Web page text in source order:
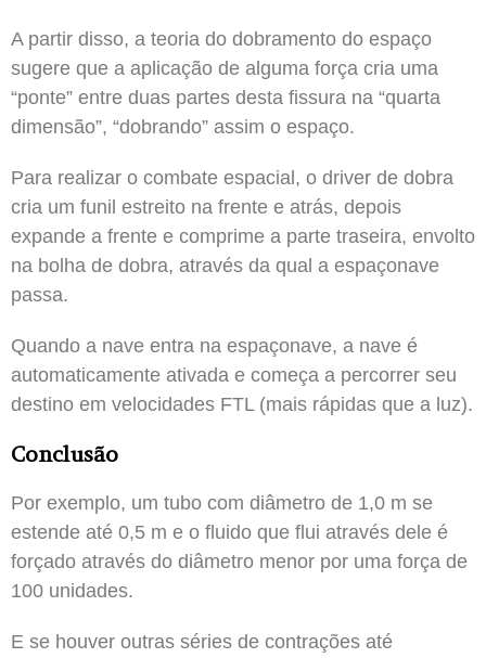
A partir disso, a teoria do dobramento do espaço
sugere que a aplicação de alguma força cria uma
“ponte” entre duas partes desta fissura na “quarta
dimensão”, “dobrando” assim o espaço.
Para realizar o combate espacial, o driver de dobra
cria um funil estreito na frente e atrás, depois
expande a frente e comprime a parte traseira, envolto
na bolha de dobra, através da qual a espaçonave
passa.
Quando a nave entra na espaçonave, a nave é
automaticamente ativada e começa a percorrer seu
destino em velocidades FTL (mais rápidas que a luz).
Conclusão
Por exemplo, um tubo com diâmetro de 1,0 m se
estende até 0,5 m e o fluido que flui através dele é
forçado através do diâmetro menor por uma força de
100 unidades.
E se houver outras séries de contrações até